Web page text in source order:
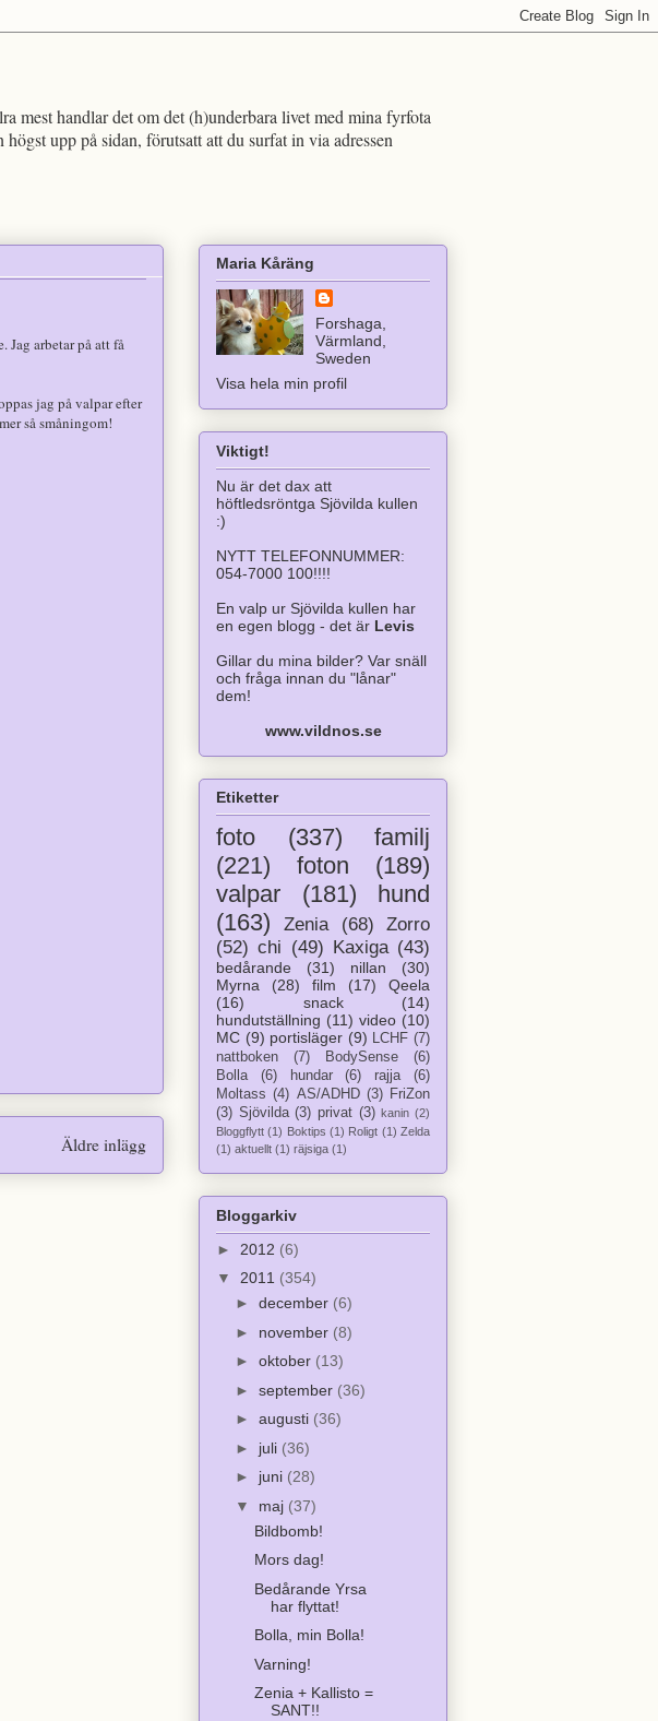
handlar det om det (h)underbara livet med mina fyrfota
upp på sidan, förutsatt att du surfat in via adressen
arbetar på att få
jag på valpar efter
så småningom!
Äldre inlägg
Maria Kåräng
Forshaga,
Värmland,
Sweden
Visa hela min profil
Viktigt!
Nu är det dax att
höftledsröntga Sjövilda kullen
:)
NYTT TELEFONNUMMER:
054-7000 100!!!!
En valp ur Sjövilda kullen har
en egen blogg - det är Levis
Gillar du mina bilder? Var snäll
och fråga innan du "lånar"
dem!
www.vildnos.se
Etiketter
foto (337)
familj
(221)
foton
(189)
valpar
(181)
hund
(163)
Zenia (68)
Zorro
(52) chi (49) Kaxiga (43)
bedårande (31) nillan
(30)
Myrna
(28) film (17)
Qeela
(16)
snack
(14)
hundutställning (11) video (10)
MC (9) portisläger (9) LCHF (7)
nattboken
(7) BodySense
(6)
Bolla
(6) hundar (6) rajja
(6)
Moltass (4) AS/ADHD (3) FriZon
(3) Sjövilda (3) privat (3) kanin (2)
Bloggflytt (1) Boktips (1) Roligt (1) Zelda
(1) aktuellt (1) räjsiga (1)
Bloggarkiv
► 2012 (6)
▼ 2011 (354)
► december (6)
► november (8)
► oktober (13)
► september (36)
► augusti (36)
► juli (36)
► juni (28)
▼ maj (37)
Bildbomb!
Mors dag!
Bedårande Yrsa
har flyttat!
Bolla, min Bolla!
Varning!
Zenia + Kallisto =
SANT!!